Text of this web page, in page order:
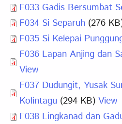
F033 Gadis Bersumbat
F034 Si Separuh (276
F035 Si Kelepai
F036 Lapan Anjing dan
View
F037 Dudungit, Yusak
Kolintagu (294 KB) View
F038 Lingkanad dan